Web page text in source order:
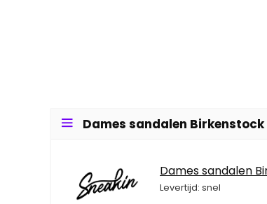
Dames sandalen Birkenstock
Dames sandalen
Levertijd: snel